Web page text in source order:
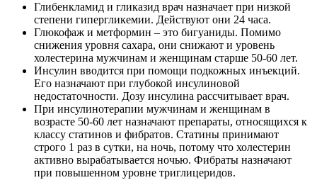
Глибенкламид и гликазид врач назначает при низкой
степени гипергликемии. Действуют они 24 часа.
Глюкофаж и метформин – это бигуаниды. Помимо
снижения уровня сахара, они снижают и уровень
холестерина мужчинам и женщинам старше 50-60 лет.
Инсулин вводится при помощи подкожных инъекций.
Его назначают при глубокой инсулиновой
недостаточности. Дозу инсулина рассчитывает врач.
При инсулинотерапии мужчинам и женщинам в
возрасте 50-60 лет назначают препараты, относящихся к
классу статинов и фибратов. Статины принимают
строго 1 раз в сутки, на ночь, потому что холестерин
активно вырабатывается ночью. Фибраты назначают
при повышенном уровне триглицеридов.